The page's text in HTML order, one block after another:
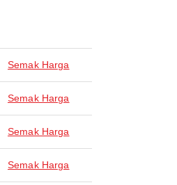
Semak Harga
Semak Harga
Semak Harga
Semak Harga